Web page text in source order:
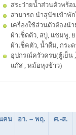
สระว่ายน้ำส่วนตัวพร้อ
สามารถ นำสุนัขเข้าพั
เครื่องใช้ส่วนตัวต้องนำ
ผ้าเช็ดตัว, สบู่, แชมพู,
ผ้าเช็คตัว, น้ำดื่ม, กระ
อุปกรณ์ครัวครบ(ตู้เย็น ,
แก๊ส , หม้อหุงข้าว)
คน อา. – พฤ. ศ.-ส.